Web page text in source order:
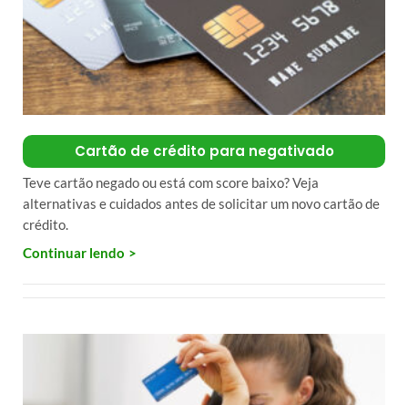
Cartão de crédito para negativado
Teve cartão negado ou está com score baixo? Veja
alternativas e cuidados antes de solicitar um novo cartão de
crédito.
Continuar lendo